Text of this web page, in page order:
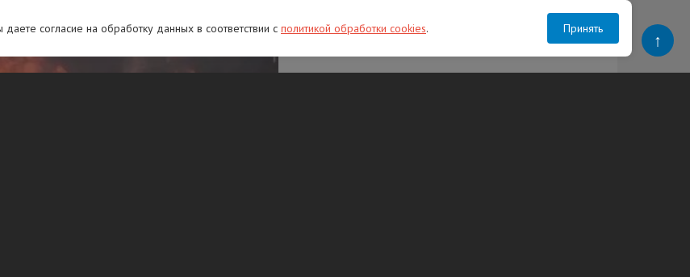
согласие на обработку данных в соответствии с политикой обработки cookies. Принять
↑